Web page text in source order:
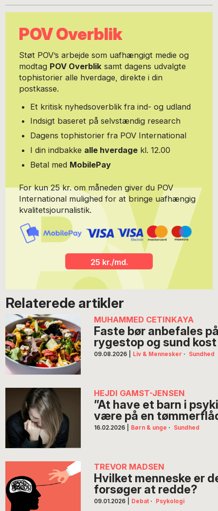
www.thomaschristiansen.net
POV Overblik
Støt POV’s arbejde som uafhængigt medie og
modtag POV Overblik samt dagens udvalgte
tophistorier alle hverdage, direkte i din
postkasse.
Et kritisk nyhedsoverblik fra ind- og udland
Indsigt baseret på selvstændig research
Dagens tophistorier fra POV International
I din indbakke alle hverdage kl. 12.00
Betal med MobilePay
For kun 25 kr. om måneden giver du POV
International mulighed for at bringe uafhængig
kvalitetsjournalistik.
25 kr./md.
Relaterede artikler
MUHAMMED CETINKAYA
Faste bør anbefales
rygestop og sund kost
09.08.2026 Liv & Mennesker · Sundhed
HEJDI GAMST-JENSEN
”At have et barn i
være på en
16.02.2026 Børn & unge · Sundhed
TREVOR MADSEN
Hvilket menneske er
forsøger at redde?
09.01.2026 Debat · Psykologi